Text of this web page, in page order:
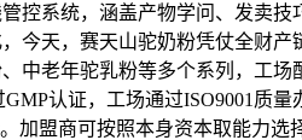
控系统，涵盖产物学问、发卖
天，赛天山驼奶粉凭仗全财产
中老年驼乳粉等多个系列，工
认证，工场通过ISO9001质
盟商可按照本身资本取能力选